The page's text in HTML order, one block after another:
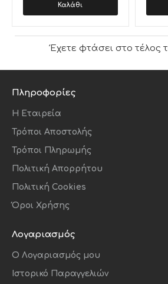
Καλάθι
Έχετε φτάσει στο τέλος
Πληροφορίες
Η Εταιρεία
Τρόποι Αποστολής
Τρόποι Πληρωμής
Πολιτική Απορρήτου
Πολιτική Cookies
Όροι Χρήσης
Λογαριασμός
O Λογαριασμός μου
Ιστορικό Παραγγελιών